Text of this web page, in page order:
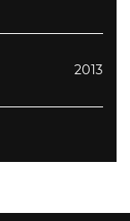
2013